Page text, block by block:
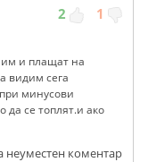
2 1
им и плащат на
видим сега
минусови
да се топлят.и ако
неуместен коментар